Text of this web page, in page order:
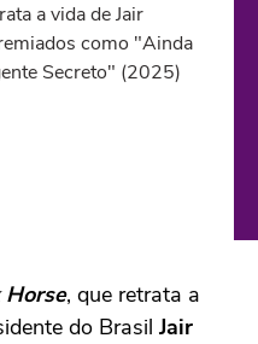
a vida de Jair
como "Ainda
Secreto" (2025)
, que retrata a
do Brasil Jair